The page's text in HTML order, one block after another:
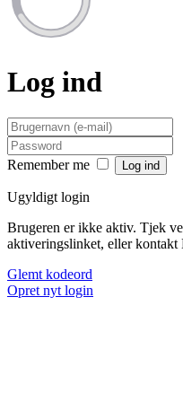
Log ind
Remember me
Ugyldigt login
Brugeren er ikke aktiv. Tjek
aktiveringslinket, eller
Glemt kodeord
Opret nyt login